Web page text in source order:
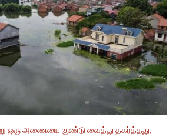
ஒரு அணையை குண்டு வைத்து தகர்த்தது,